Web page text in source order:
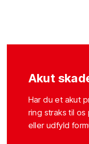
Akut
Har du et akut
ring straks til os
eller udfyld